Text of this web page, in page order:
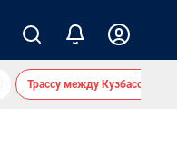
Трассу между Кузбассом и